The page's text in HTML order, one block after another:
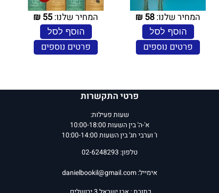
המחיר שלנו:58
₪
הוסף לסל
פרטים נוספים
המחיר שלנו:55
₪
הוסף לסל
פרטים נוספים
פרטי התקשרות
שעות פעילות:
א'-ה' בין השעות 10:00-18:00
ו' וערבי חג' בין השעות 10:00-14:00
טלפון: 02-6248293
אימייל:danielbookil@gmail.com